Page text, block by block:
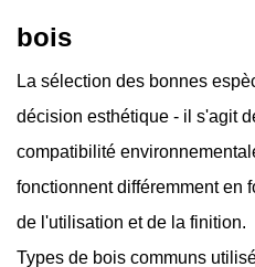
bois
La sélection des bonnes
décision esthétique - il s'agit
compatibilité
fonctionnent différemment en
de l'utilisation et de la finition.
Types de bois communs